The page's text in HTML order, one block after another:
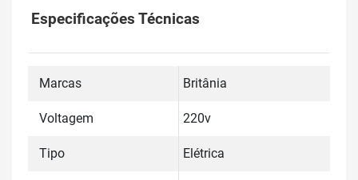
Especificações Técnicas
Marcas Britânia
Voltagem 220v
Tipo Elétrica